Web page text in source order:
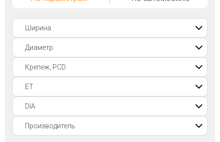
Покупателям
Контакты
Войти на сайт
+7(812)317-
17-
52